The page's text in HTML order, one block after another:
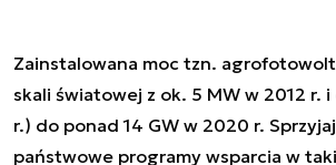
Zainstalowana moc tzn.
skali światowej z ok. 5 MW w 2012 r. i
r.) do ponad 14 GW w 2020 r.
państwowe programy wsparcia w